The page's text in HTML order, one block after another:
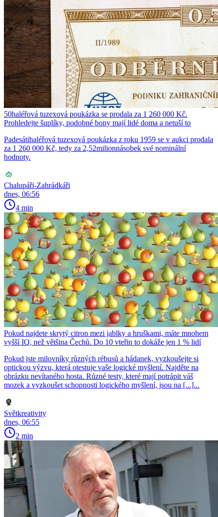
50haléřová tuzexová poukázka se prodala za 1 260 000 Kč.
Prohledejte šuplíky, podobné bony mají lidé doma a netuší to
Padesátihaléřová tuzexová poukázka z roku 1959 se v aukci prodala
za 1 260 000 Kč, tedy za 2,52milionnásobek své nominální
hodnoty.
Chalupáři-Zahrádkáři
dnes, 06:56
4 min
Pokud najdete skrytý citron mezi jablky a hruškami, máte mnohem
vyšší IQ, než většina Čechů. Do 10 vteřin to dokáže jen 1 % lidí
Pokud jste milovníky různých rébusů a hádanek, vyzkoušejte si
optickou výzvu, která otestuje vaše logické myšlení. Najděte na
obrázku nevítaného hosta. Různé testy, které mají potrápit váš
mozek a vyzkoušet schopnosti logického myšlení, jsou na [...]...
Světkreativity
dnes, 06:55
2 min